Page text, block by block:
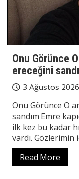
Onu Görünce
ereceğini
3 Ağustos 2026
Onu Görünce O
sandım Emre
ilk kez bu kadar
vardı. Gözlerimin
Read More